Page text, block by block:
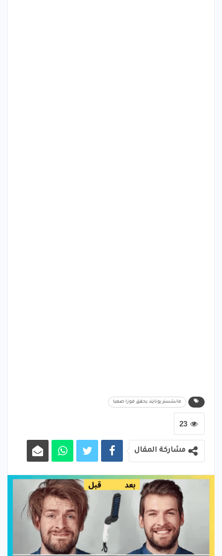
مانشستر يونايتد يحقق فوزا صعبا
23
مشاركة المقال